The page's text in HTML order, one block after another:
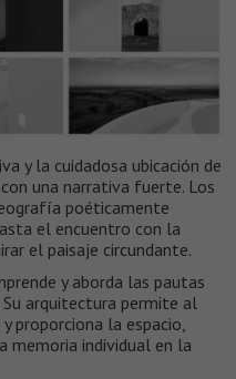
y la cuidadosa ubicación de
una narrativa fuerte. Los
poéticamente
el encuentro con la
el paisaje circundante.
y aborda las pautas
Su arquitectura permite al
proporciona la espacio,
memoria individual en la